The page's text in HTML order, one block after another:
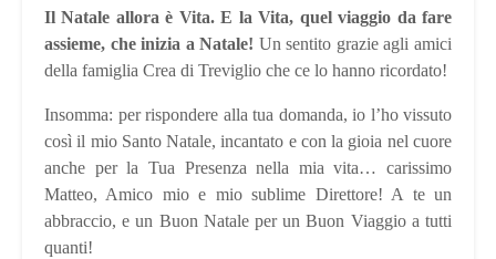
Il Natale allora è Vita. E la Vita, quel viaggio da fare
assieme, che inizia a Natale! Un sentito grazie agli amici
della famiglia Crea di Treviglio che ce lo hanno ricordato!
Insomma: per rispondere alla tua domanda, io l’ho vissuto
così il mio Santo Natale, incantato e con la gioia nel cuore
anche per la Tua Presenza nella mia vita… carissimo
Matteo, Amico mio e mio sublime Direttore! A te un
abbraccio, e un Buon Natale per un Buon Viaggio a tutti
quanti!